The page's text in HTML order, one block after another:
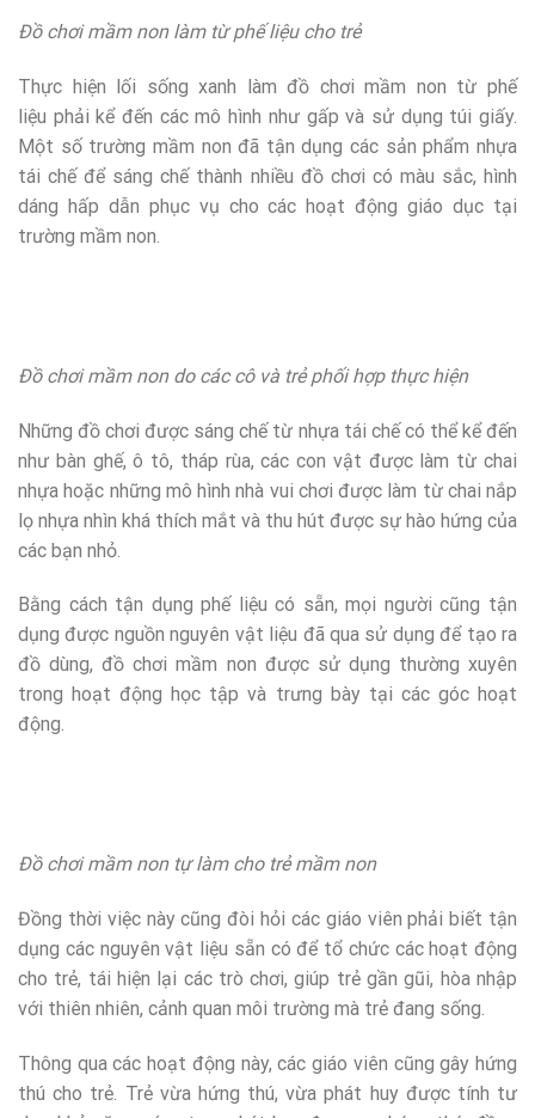
Đồ chơi mầm non làm từ phế liệu cho trẻ
Thực hiện lối sống xanh làm đồ chơi mầm non từ phế
liệu phải kể đến các mô hình như gấp và sử dụng túi giấy.
Một số trường mầm non đã tận dụng các sản phẩm nhựa
tái chế để sáng chế thành nhiều đồ chơi có màu sắc, hình
dáng hấp dẫn phục vụ cho các hoạt động giáo dục tại
trường mầm non.
Đồ chơi mầm non do các cô và trẻ phối hợp thực hiện
Những đồ chơi được sáng chế từ nhựa tái chế có thể kể đến
như bàn ghế, ô tô, tháp rùa, các con vật được làm từ chai
nhựa hoặc những mô hình nhà vui chơi được làm từ chai nắp
lọ nhựa nhìn khá thích mắt và thu hút được sự hào hứng của
các bạn nhỏ.
Bằng cách tận dụng phế liệu có sẵn, mọi người cũng tận
dụng được nguồn nguyên vật liệu đã qua sử dụng để tạo ra
đồ dùng, đồ chơi mầm non được sử dụng thường xuyên
trong hoạt động học tập và trưng bày tại các góc hoạt
động.
Đồ chơi mầm non tự làm cho trẻ mầm non
Đồng thời việc này cũng đòi hỏi các giáo viên phải biết tận
dụng các nguyên vật liệu sẵn có để tổ chức các hoạt động
cho trẻ, tái hiện lại các trò chơi, giúp trẻ gần gũi, hòa nhập
với thiên nhiên, cảnh quan môi trường mà trẻ đang sống.
Thông qua các hoạt động này, các giáo viên cũng gây hứng
thú cho trẻ. Trẻ vừa hứng thú, vừa phát huy được tính tư